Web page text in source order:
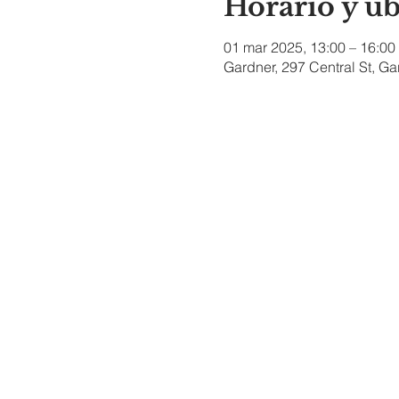
Horario y
01 mar 2025, 13:00 – 16:00
Gardner, 297 Central St,